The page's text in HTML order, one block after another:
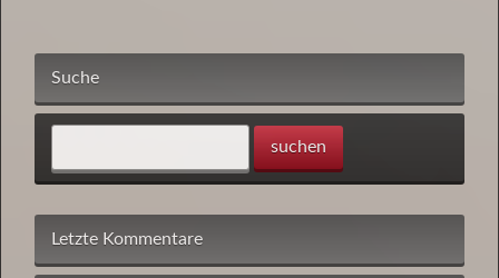
Suche
Letzte Kommentare